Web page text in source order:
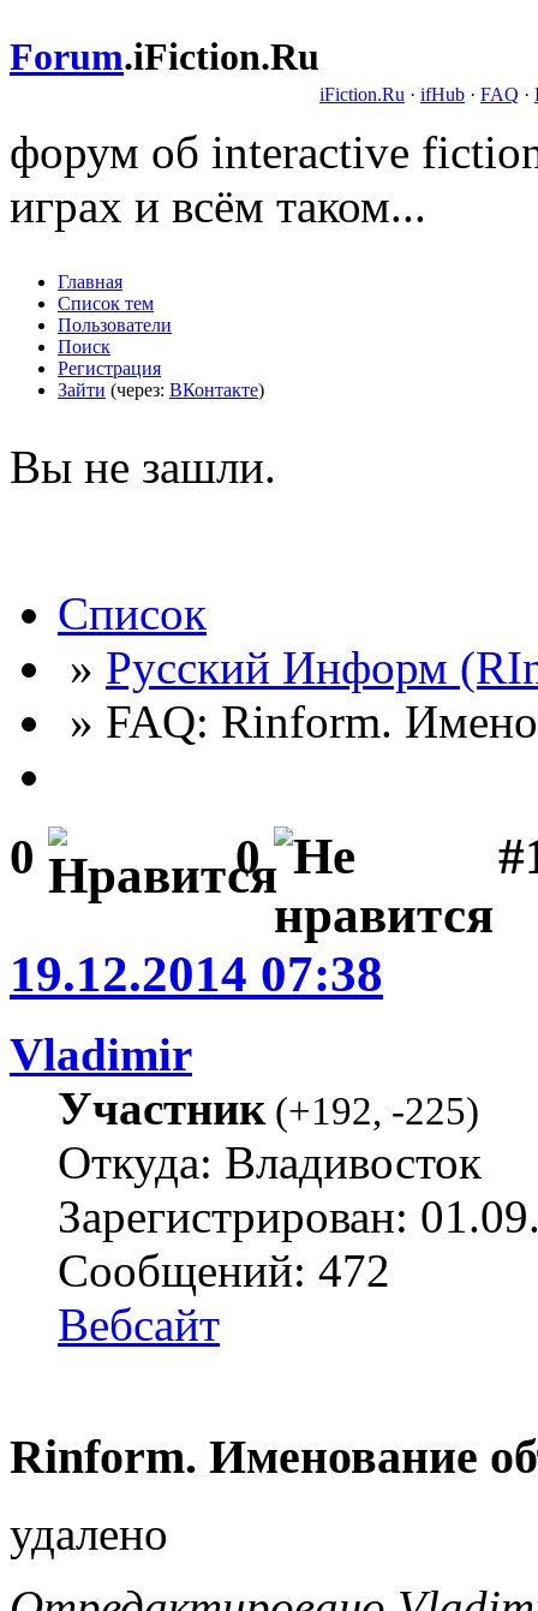
Forum.iFiction.Ru
iFiction.Ru · ifHub · FAQ ·
форум об interactive
играх и всём таком...
Главная
Список тем
Пользователи
Поиск
Регистрация
Зайти (через: ВКонтакте)
Вы не зашли.
Список
» Русский Информ
» FAQ: Rinform.
0 0
19.12.2014 07:38
Vladimir
Участник(+192, -225)
Откуда: Владивосток
Зарегистрирован:
Сообщений: 472
Вебсайт
Rinform. Именование
удалено